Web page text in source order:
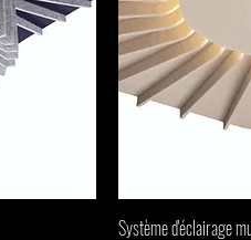
Système d'éclairage